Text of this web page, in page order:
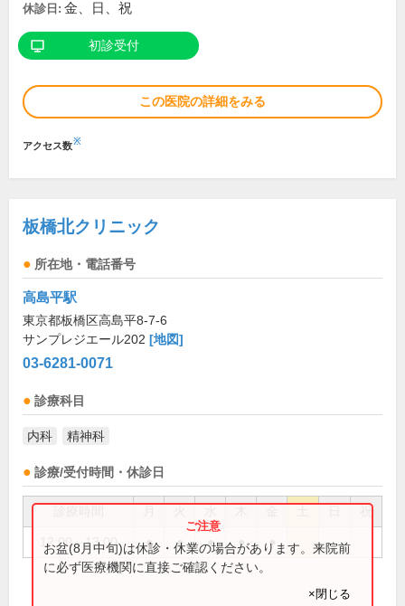
休診日: 金、日、祝
初診受付
この医院の詳細をみる
アクセス数※
板橋北クリニック
所在地・電話番号
高島平駅
東京都板橋区高島平8-7-6
サンプレジエール202 [地図]
03-6281-0071
診療科目
内科 精神科
診療/受付時間・休診日
祝
12:00～13:00 ● ● ● ● ●
お盆(8月中旬)は休診・休業の場合があります。来院前
に必ず医療機関に直接ご確認ください。
×閉じる